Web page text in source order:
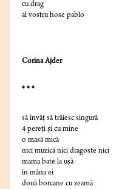
cu drag
al vostru hose pablo
Corina Ajder
* * *
să învăţ să trăiesc singură
4 pereţi şi cu mine
o masă mică
nici muzică nici dragoste nici
mama bate la uşă
în mâna ei
două borcane cu zeamă